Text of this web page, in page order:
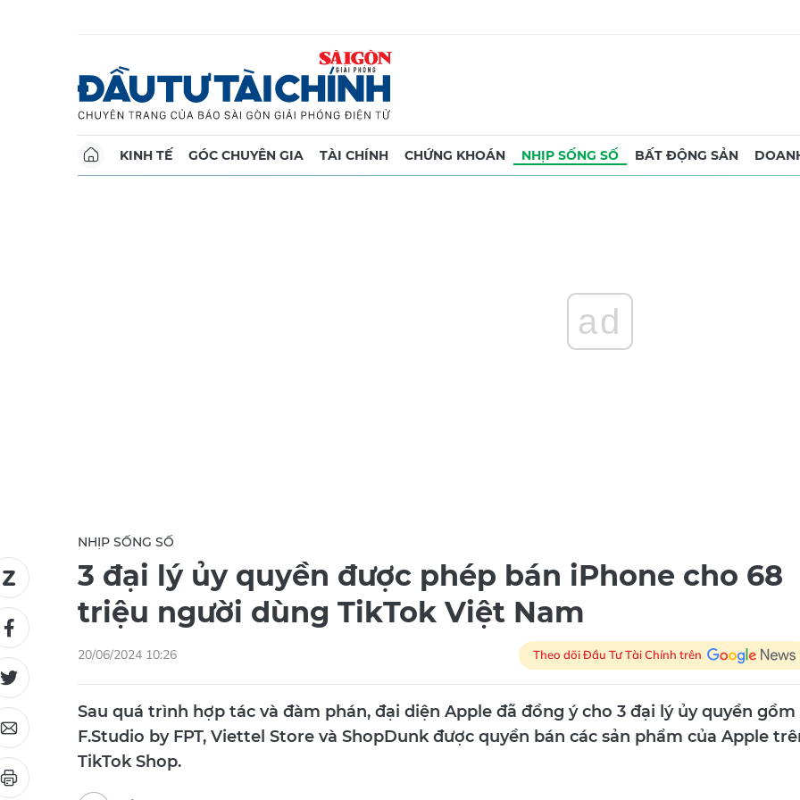
KINH TẾ GÓC CHUYÊN GIA TÀI CHÍNH CHỨNG KHOÁN NHỊP SỐNG SỐ BẤT ĐỘNG SẢN
ad
NHỊP SỐNG SỐ
3 đại lý ủy quyền được phép bán iPhone cho 68
triệu người dùng TikTok Việt Nam
20/06/2024 10:26 Theo dõi Đầu Tư Tài Chính trên
Sau quá trình hợp tác và đàm phán, đại diện Apple đã đồng ý cho 3 đại lý ủy quyền gồm
F.Studio by FPT, Viettel Store và ShopDunk được quyền bán các sản phẩm của Apple
TikTok Shop.